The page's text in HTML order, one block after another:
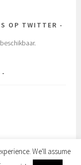
OP TWITTER
We'll assume